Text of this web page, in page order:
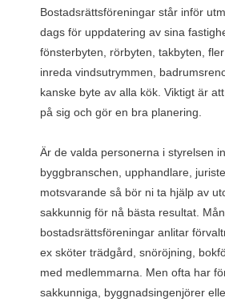
Bostadsrättsföreningar står inför
dags för uppdatering av sina
fönsterbyten, rörbyten, takbyten,
inreda vindsutrymmen,
kanske byte av alla kök. Viktigt är
på sig och gör en bra planering.
Är de valda personerna i styrelsen
byggbranschen, upphandlare,
motsvarande så bör ni ta hjälp av
sakkunnig för nå bästa resultat.
bostadsrättsföreningar anlitar
ex sköter trädgård, snöröjning,
med medlemmarna. Men ofta har
sakkunniga, byggnadsingenjörer